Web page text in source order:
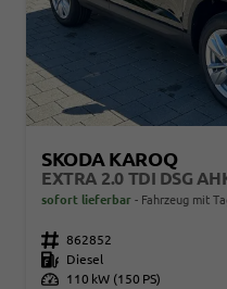
SKODA KAROQ
sofort lieferbar Fahrzeug mit
Fahrzeugnr. 862852
Kraftstoff
Diesel
Leistung
110 kW (150 PS)